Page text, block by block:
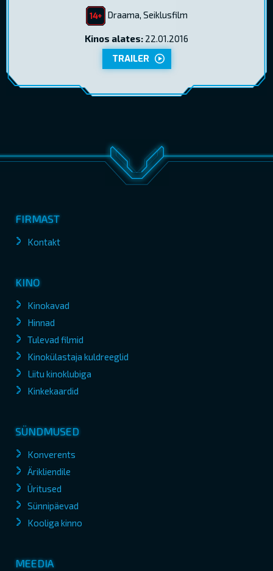
Draama, Seiklusfilm
Kinos alates: 22.01.2016
TRAILER
FIRMAST
Kontakt
KINO
Kinokavad
Hinnad
Tulevad filmid
Kinokülastaja kuldreeglid
Liitu kinoklubiga
Kinkekaardid
SÜNDMUSED
Konverents
Ärikliendile
Üritused
Sünnipäevad
Kooliga kinno
MEEDIA